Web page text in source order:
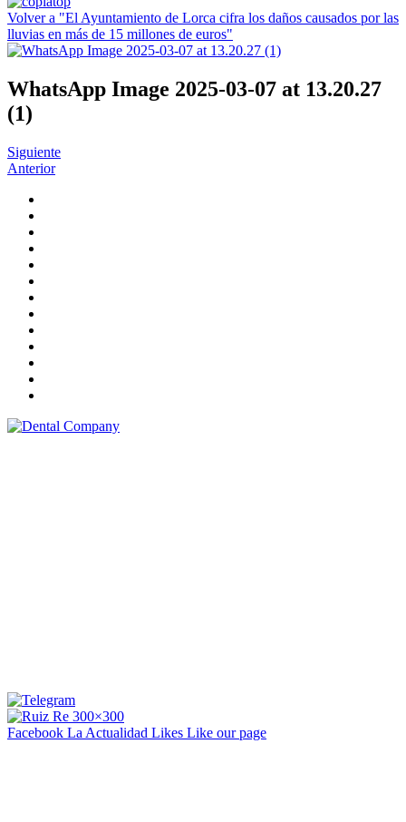
Volver a "El Ayuntamiento de Lorca cifra los daños causados por las
lluvias en más de 15 millones de euros"
WhatsApp Image 2025-03-07 at 13.20.27
(1)
Siguiente
Anterior
Facebook La Actualidad Likes Like our page